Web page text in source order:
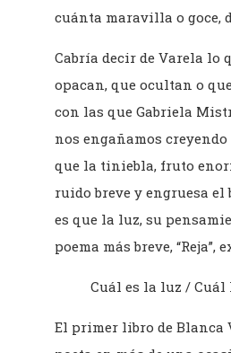
cuánta maravilla o goce,
Cabría decir de Varela lo
opacan, que ocultan o
con las que Gabriela
nos engañamos
que la tiniebla, fruto
ruido breve y engruesa
es que la luz, su
poema más breve,
Cuál es la luz / Cuál
El primer libro de Blanca